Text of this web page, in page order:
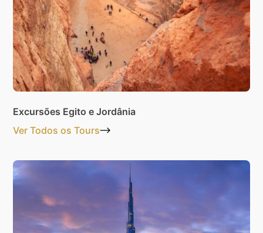
Excursões Egito e Jordânia
Ver Todos os Tours